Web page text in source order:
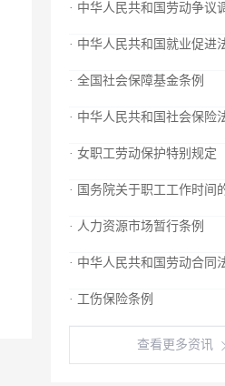
· 中华人民共和国劳动争议
· 中华人民共和国就业促进
· 全国社会保障基金条例
· 中华人民共和国社会保险
· 女职工劳动保护特别规定
· 国务院关于职工工作时间
· 人力资源市场暂行条例
· 中华人民共和国劳动合同
· 工伤保险条例
查看更多资讯